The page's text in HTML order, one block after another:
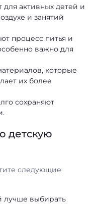
активных детей и
и занятий
процесс питья и
важно для
которые
их более
сохраняют
детскую
следующие
лучше выбирать